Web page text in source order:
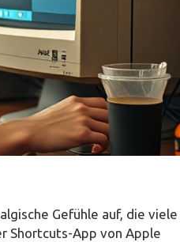
Gefühle auf, die viele
Shortcuts-App von Apple